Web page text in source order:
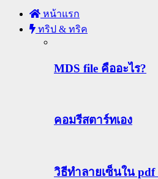
หน้าแรก
ทริป & ทริค
MDS file คืออะไร?
คอมรีสตาร์ทเอง
วิธีทําลายเซ็นใน pdf